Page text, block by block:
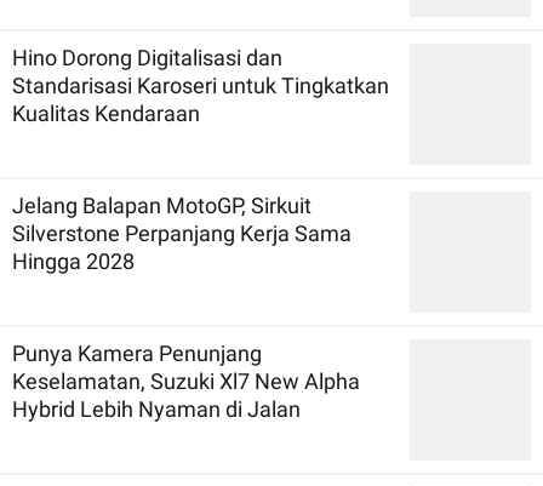
Hino Dorong Digitalisasi dan
Standarisasi Karoseri untuk Tingkatkan
Kualitas Kendaraan
Jelang Balapan MotoGP, Sirkuit
Silverstone Perpanjang Kerja Sama
Hingga 2028
Punya Kamera Penunjang
Keselamatan, Suzuki Xl7 New Alpha
Hybrid Lebih Nyaman di Jalan